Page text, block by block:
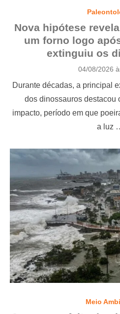
Nova hipótese
um forno logo
extinguiu os
P
s
e
d
04/08/2026
Durante décadas, a principal
dos dinossauros destacou
impacto, período em que
a luz
Meio